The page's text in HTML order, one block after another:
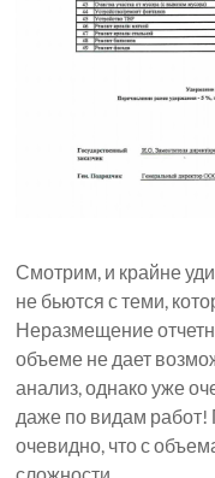
Смотрим, и крайне
не бьются с теми,
Неразмещение
объеме не дает
анализ, однако уже
даже по видам
очевидно, что с